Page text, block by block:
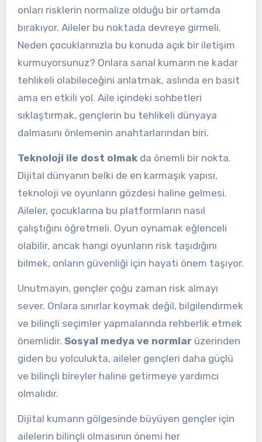
onları risklerin normalize olduğu bir ortamda
bırakıyor. Aileler bu noktada devreye girmeli.
Neden çocuklarınızla bu konuda açık bir iletişim
kurmuyorsunuz? Onlara sanal kumarın ne kadar
tehlikeli olabileceğini anlatmak, aslında en basit
ama en etkili yol. Aile içindeki sohbetleri
sıklaştırmak, gençlerin bu tehlikeli dünyaya
dalmasını önlemenin anahtarlarından biri.
Teknoloji ile dost olmakda önemli bir nokta.
Dijital dünyanın belki de en karmaşık yapısı,
teknoloji ve oyunların gözdesi haline gelmesi.
Aileler, çocuklarına bu platformların nasıl
çalıştığını öğretmeli. Oyun oynamak eğlenceli
olabilir, ancak hangi oyunların risk taşıdığını
bilmek, onların güvenliği için hayati önem taşıyor.
Unutmayın, gençler çoğu zaman risk almayı
sever. Onlara sınırlar koymak değil, bilgilendirmek
ve bilinçli seçimler yapmalarında rehberlik etmek
önemlidir. Sosyal medya ve normlarüzerinden
giden bu yolculukta, aileler gençleri daha güçlü
ve bilinçli bireyler haline getirmeye yardımcı
olmalıdır.
Dijital kumarın gölgesinde büyüyen gençler için
ailelerin bilinçli olmasının önemi her